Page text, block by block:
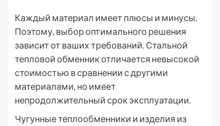
Каждый материал имеет плюсы и минусы.
Поэтому, выбор оптимального решения
зависит от ваших требований. Стальной
тепловой обменник отличается невысокой
стоимостью в сравнении с другими
материалами, но имеет
непродолжительный срок эксплуатации.
Чугунные теплообменники и изделия из